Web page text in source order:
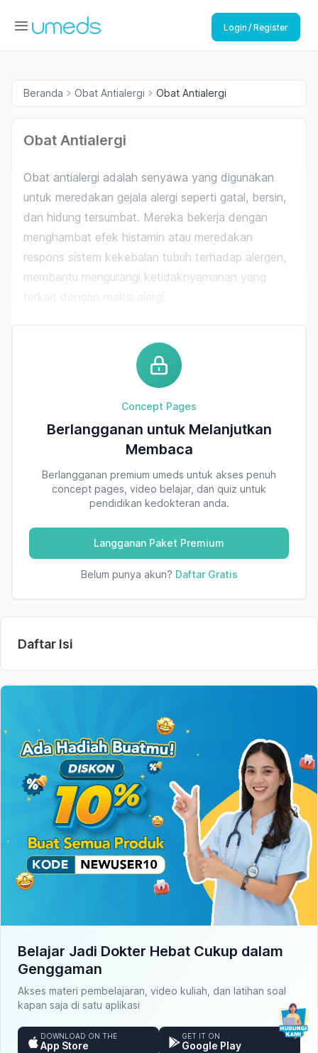
Login / Register
Beranda Obat Antialergi Obat Antialergi
Obat Antialergi
Obat antialergi adalah senyawa yang digunakan
untuk meredakan gejala alergi seperti gatal, bersin,
dan hidung tersumbat. Mereka bekerja dengan
menghambat efek histamin atau meredakan
respons sistem kekebalan tubuh terhadap alergen,
membantu mengurangi ketidaknyamanan yang
terkait dengan reaksi alergi.
Concept Pages
Berlangganan untuk Melanjutkan
Membaca
Berlangganan premium umeds untuk akses penuh
concept pages, video belajar, dan quiz untuk
pendidikan kedokteran anda.
Langganan Paket Premium
Belum punya akun? Daftar Gratis
Daftar Isi
Belajar Jadi Dokter Hebat Cukup dalam
Genggaman
Akses materi pembelajaran, video kuliah, dan latihan soal
kapan saja di satu aplikasi
DOWNLOAD ON THE
App Store
GET IT ON
Google Play